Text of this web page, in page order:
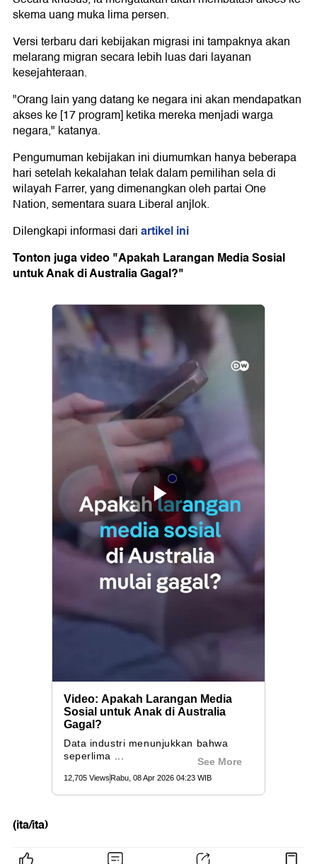
skema uang muka lima persen.
Versi terbaru dari kebijakan migrasi ini tampaknya akan
melarang migran secara lebih luas dari layanan
kesejahteraan.
"Orang lain yang datang ke negara ini akan mendapatkan
akses ke [17 program] ketika mereka menjadi warga
negara," katanya.
Pengumuman kebijakan ini diumumkan hanya beberapa
hari setelah kekalahan telak dalam pemilihan sela di
wilayah Farrer, yang dimenangkan oleh partai One
Nation, sementara suara Liberal anjlok.
Dilengkapi informasi dariartikel ini
Tonton juga video "Apakah Larangan Media Sosial
untuk Anak di Australia Gagal?"
(ita/ita)